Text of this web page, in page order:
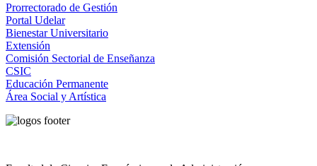
Prorrectorado de Gestión
Portal Udelar
Bienestar Universitario
Extensión
Comisión Sectorial de Enseñanza
CSIC
Educación Permanente
Área Social y Artística